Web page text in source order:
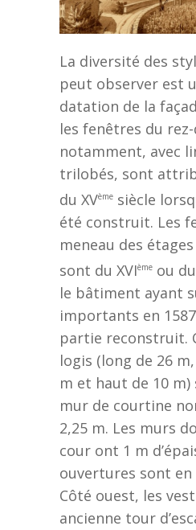
La diversité des
peut observer est
datation de la
les fenêtres du
notamment, avec
trilobés, sont
du XVème siècle
été construit. Les
meneau des
sont du XVIème ou
le bâtiment ayant
importants en
partie reconstruit.
logis (long de 26
m et haut de 10 m)
mur de courtine
2,25 m. Les murs
cour ont 1 m
ouvertures sont en
Côté ouest, les
ancienne tour